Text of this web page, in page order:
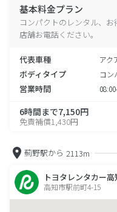
基本料金プラン
コンパクトのレンタル、
店舗お電話ください。
代表車種 ア
ボディタイプ コン
営業時間
6時間まで7,150円
免責補償1,430円
薊野駅から 2113m
トヨタレンタカー
高知市駅前町4-15